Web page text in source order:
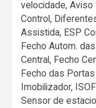
velocidade, Aviso
Control,
Assistida, ESP
Fecho Autom.
Central, Fecho
Fecho das
Imobilizador,
Sensor de